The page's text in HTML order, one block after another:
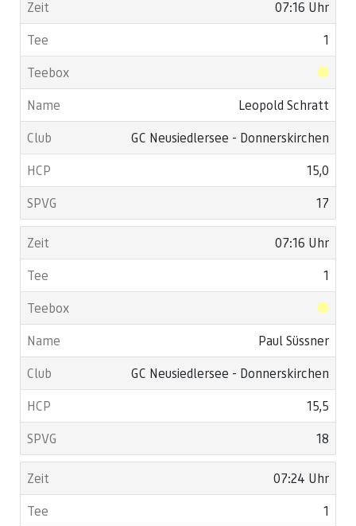
07:16 Uhr
1
Leopold Schratt
GC Neusiedlersee - Donnerskirchen
15,0
17
07:16 Uhr
1
Paul Süssner
GC Neusiedlersee - Donnerskirchen
15,5
18
07:24 Uhr
1